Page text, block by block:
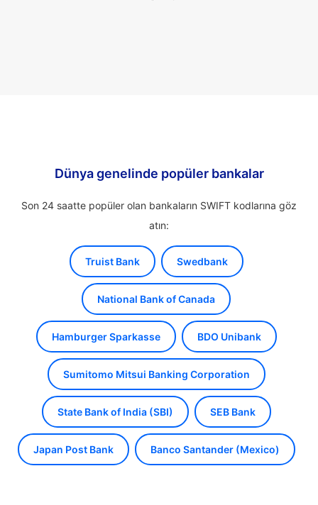
Dünya genelinde popüler bankalar
Son 24 saatte popüler olan bankaların SWIFT kodlarına göz
atın:
Truist Bank Swedbank
National Bank of Canada
Hamburger Sparkasse BDO Unibank
Sumitomo Mitsui Banking Corporation
State Bank of India (SBI) SEB Bank
Japan Post Bank Banco Santander (Mexico)